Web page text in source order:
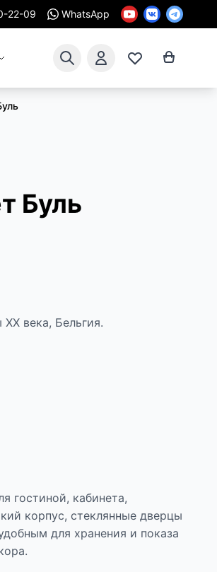
22-09 WhatsApp
Буль
века, Бельгия.
гостиной, кабинета,
корпус, стеклянные дверцы
для хранения и показа